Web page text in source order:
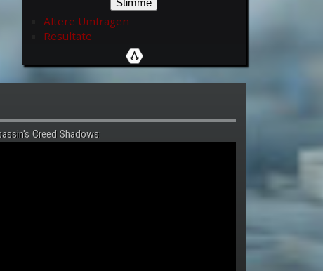
Ältere Umfragen
Resultate
Creed Shadows: